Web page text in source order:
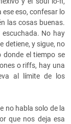
eso, confesar lo
las cosas buenas.
No hay
detiene, y sigue, no
donde el tiempo se
o riffs, hay una
al límite de los
no habla solo de la
que nos deja esa